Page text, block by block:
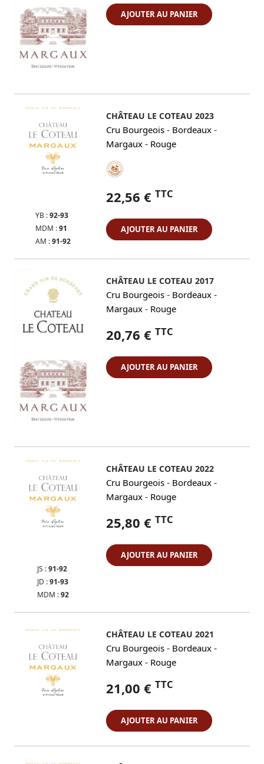
AJOUTER AU PANIER
YB :92-93
MDM :91
AM :91-92
CHÂTEAU LE COTEAU 2023
Cru Bourgeois - Bordeaux -
Margaux - Rouge
22,56 € TTC
AJOUTER AU PANIER
CHÂTEAU LE COTEAU 2017
Cru Bourgeois - Bordeaux -
Margaux - Rouge
20,76 € TTC
AJOUTER AU PANIER
JS :91-92
JD :91-93
MDM :92
CHÂTEAU LE COTEAU 2022
Cru Bourgeois - Bordeaux -
Margaux - Rouge
25,80 € TTC
AJOUTER AU PANIER
CHÂTEAU LE COTEAU 2021
Cru Bourgeois - Bordeaux -
Margaux - Rouge
21,00 € TTC
AJOUTER AU PANIER